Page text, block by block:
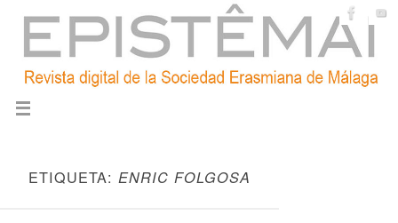
ETIQUETA: ENRIC FOLGOSA